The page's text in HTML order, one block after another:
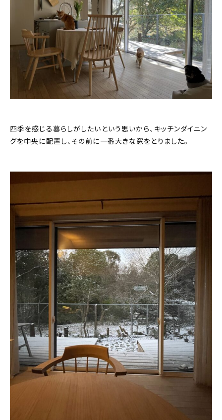
四季を感じる暮らしがしたいという思いから、キッチンダイニン
グを中央に配置し、その前に一番大きな窓をとりました。